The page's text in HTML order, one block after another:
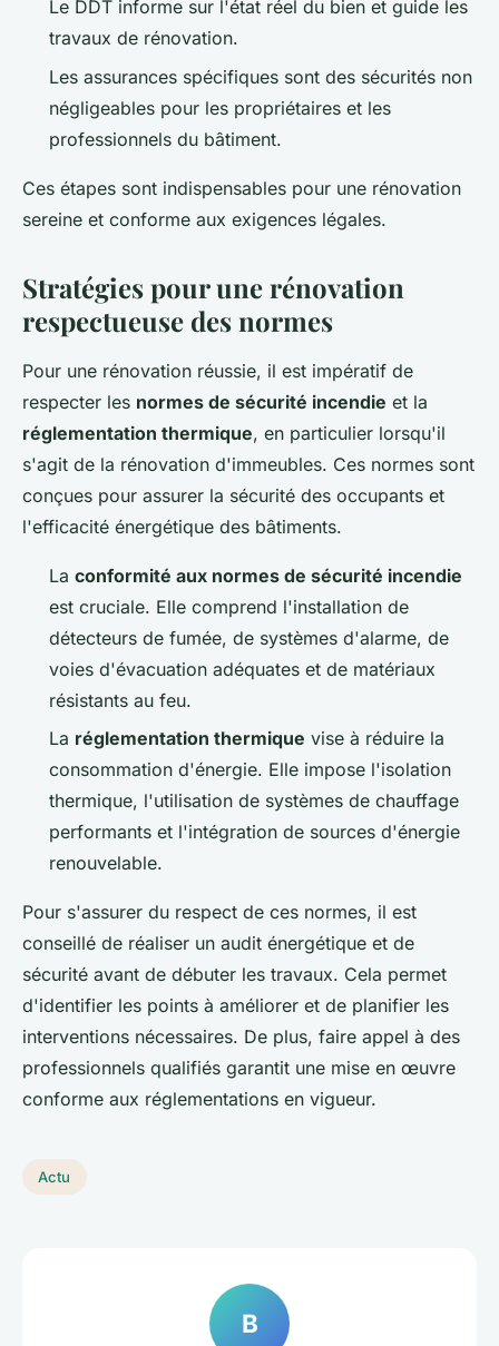
Le DDT informe sur l'état réel du bien et guide les
travaux de rénovation.
Les assurances spécifiques sont des sécurités non
négligeables pour les propriétaires et les
professionnels du bâtiment.
Ces étapes sont indispensables pour une rénovation
sereine et conforme aux exigences légales.
Stratégies pour une rénovation
respectueuse des normes
Pour une rénovation réussie, il est impératif de
respecter les normes de sécurité incendie et la
réglementation thermique, en particulier lorsqu'il
s'agit de la rénovation d'immeubles. Ces normes sont
conçues pour assurer la sécurité des occupants et
l'efficacité énergétique des bâtiments.
La conformité aux normes de sécurité incendie
est cruciale. Elle comprend l'installation de
détecteurs de fumée, de systèmes d'alarme, de
voies d'évacuation adéquates et de matériaux
résistants au feu.
La réglementation thermique vise à réduire la
consommation d'énergie. Elle impose l'isolation
thermique, l'utilisation de systèmes de chauffage
performants et l'intégration de sources d'énergie
renouvelable.
Pour s'assurer du respect de ces normes, il est
conseillé de réaliser un audit énergétique et de
sécurité avant de débuter les travaux. Cela permet
d'identifier les points à améliorer et de planifier les
interventions nécessaires. De plus, faire appel à des
professionnels qualifiés garantit une mise en œuvre
conforme aux réglementations en vigueur.
Actu
B